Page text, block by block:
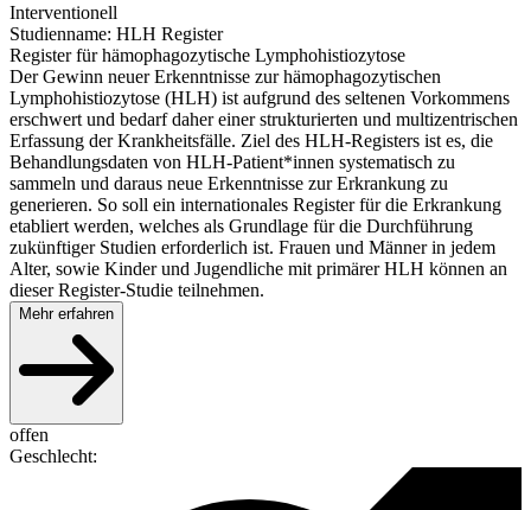
Interventionell
Studienname: HLH Register
Register für hämophagozytische Lymphohistiozytose
Der Gewinn neuer Erkenntnisse zur hämophagozytischen
Lymphohistiozytose (HLH) ist aufgrund des seltenen Vorkommens
erschwert und bedarf daher einer strukturierten und multizentrischen
Erfassung der Krankheitsfälle. Ziel des HLH-Registers ist es, die
Behandlungsdaten von HLH-Patient*innen systematisch zu
sammeln und daraus neue Erkenntnisse zur Erkrankung zu
generieren. So soll ein internationales Register für die Erkrankung
etabliert werden, welches als Grundlage für die Durchführung
zukünftiger Studien erforderlich ist. Frauen und Männer in jedem
Alter, sowie Kinder und Jugendliche mit primärer HLH können an
dieser Register-Studie teilnehmen.
Mehr erfahren
offen
Geschlecht: